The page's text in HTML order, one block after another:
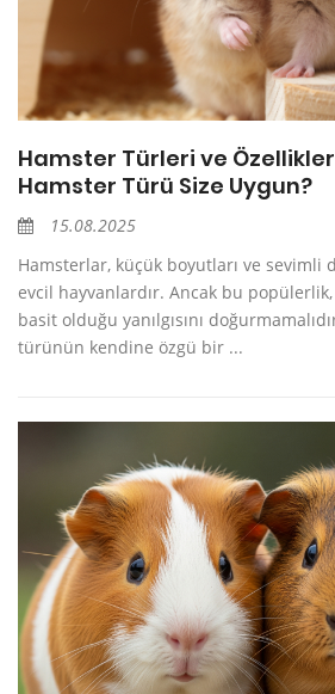
Hamster Türleri ve
Hamster Türü Size Uygun?
15.08.2025
Hamsterlar, küçük boyutları ve sevimli
evcil hayvanlardır. Ancak bu popülerlik,
basit olduğu yanılgısını
türünün kendine özgü bir ...